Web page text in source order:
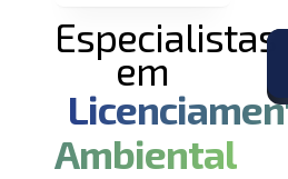
Especialistas
em
Ambiental